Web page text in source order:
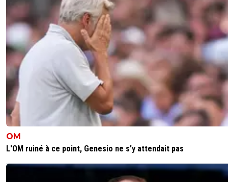
OM
L'OM ruiné à ce point, Genesio ne s'y attendait pas